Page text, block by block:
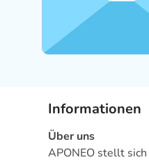
Informationen
Über uns
APONEO stellt